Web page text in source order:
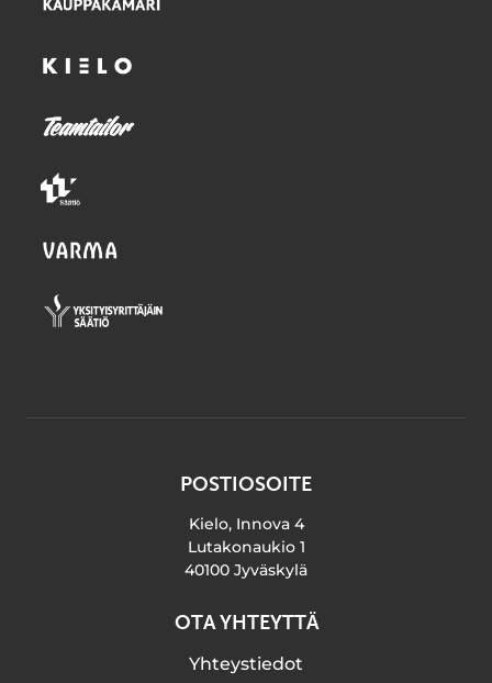
POSTIOSOITE
Kielo, Innova 4
Lutakonaukio 1
40100 Jyväskylä
OTA YHTEYTTÄ
Yhteystiedot